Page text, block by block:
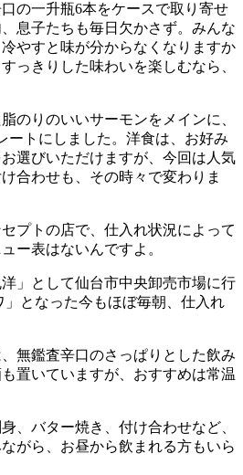
の一升瓶6本をケースで取り寄せ
息子たちも毎日欠かさず。みんな
やすと味が分からなくなりますか
っきりした味わいを楽しむなら、
のりのいいサーモンをメインに、
ートにしました。洋食は、お好み
選びいただけますが、今回は人気
合わせも、その時々で変わりま
プトの店で、仕入れ状況によって
ー表はないんですよ。
」として仙台市中央卸売市場に行
」となった今もほぼ毎朝、仕入れ
無鑑査辛口のさっぱりとした飲み
置いていますが、おすすめは常温
、バター焼き、付け合わせなど、
がら、お昼から飲まれる方もいら